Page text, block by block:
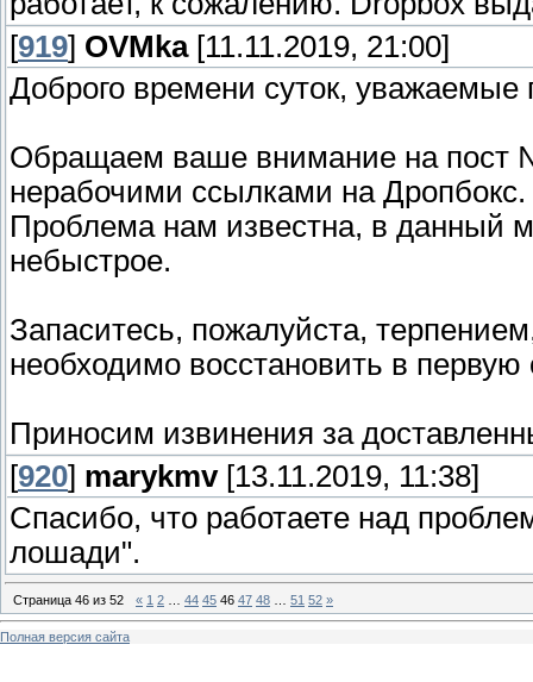
[919] OVMka[11.11.2019, 21:00]
Доброго времени суток, уважаемые
Обращаем ваше внимание на пост
нерабочими ссылками на Дропбокс.
Проблема нам известна, в данный
небыстрое.
Запаситесь, пожалуйста,
необходимо восстановить в первую
Приносим извинения за
[920] marykmv[13.11.2019, 11:38]
Спасибо, что работаете над
лошади".
Страница 46 из 52 « 1 2 44 45 46 47 48 51 52 »
Полная версия сайта